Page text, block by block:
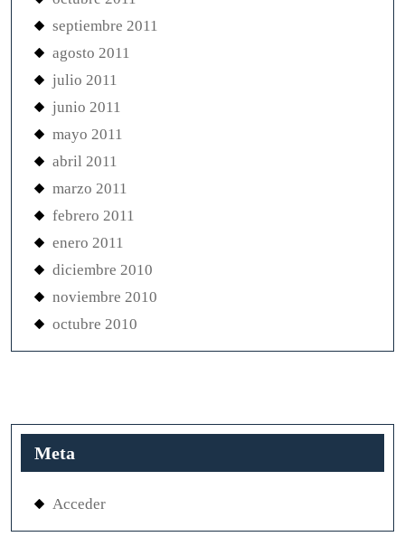
septiembre 2011
agosto 2011
julio 2011
junio 2011
mayo 2011
abril 2011
marzo 2011
febrero 2011
enero 2011
diciembre 2010
noviembre 2010
octubre 2010
Meta
Acceder